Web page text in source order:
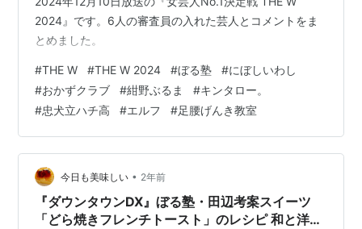
2024』です。6人の審査員の入れた芸人とコメントをま
とめました。
#THE W #THE W 2024 #ぼる塾 #にぼしいわし
#おかずクラブ #紺野ぶるま #キンタロー。
#忠犬立ハチ高 #エルフ #足腰げんき教室
今日も美味しい • 2年前
『ダウンタウンDX』ぼる塾・田辺考案スイーツ
「どら焼きフレンチトースト」のレシピ 和と洋の